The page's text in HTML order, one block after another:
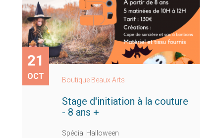
21
OCT Boutique Beaux Arts
Stage d'initiation à la couture
- 8 ans +
Spécial Halloween